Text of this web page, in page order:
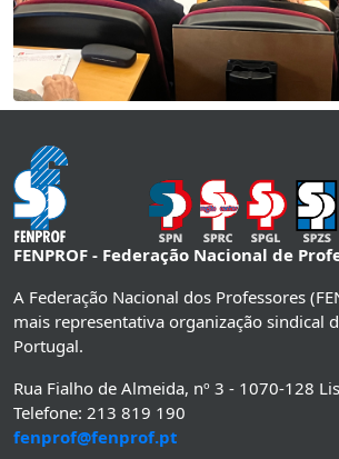
FENPROF - Federação Nacional de
A Federação Nacional dos Professores
mais representativa organização sindical
Portugal.
Rua Fialho de Almeida, nº 3 - 1070-128
Telefone: 213 819 190
fenprof@fenprof.pt